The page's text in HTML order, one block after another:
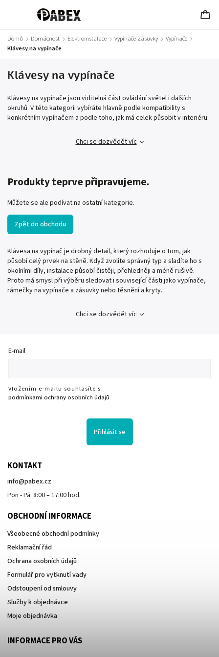
Domů / Domácnost / Elektroinstalace / Vypínače Zásuvky / Vypínače /
Klávesy na vypínače
Klávesy na vypínače
Klávesy na vypínače jsou viditelná část ovládání světel i dalších
okruhů. V této kategorii vybíráte hlavně podle kompatibility s
konkrétním vypínačem a podle toho, jak má celek působit v interiéru.
Chci se dozvědět víc
Produkty teprve připravujeme.
Můžete se ale podívat na ostatní kategorie.
Zpět do obchodu
Klávesa na vypínač je drobný detail, který rozhoduje o tom, jak
působí celý prvek na stěně. Když zvolíte správný typ a sladíte ho s
okolními díly, instalace působí čistěji, přehledněji a méně rušivě.
Proto má smysl při výběru sledovat i související části jako vypínače,
rámečky na vypínače a zásuvky nebo těsnění a kryty.
Chci se dozvědět víc
E-mail
Vložením e-mailu souhlasíte s
podmínkami ochrany osobních údajů
.
Přihlásit se
KONTAKT
info@pabex.cz
Pon - Pá: 8:00 – 17:00 hod.
OBCHODNÍ INFORMACE
Všeobecné obchodní podmínky
Reklamační řád
Ochrana osobních údajů
Formulář pro vytknutí vady
Odstoupení od smlouvy
Služby k objednávce
Moje objednávka
INFORMACE PRO VÁS